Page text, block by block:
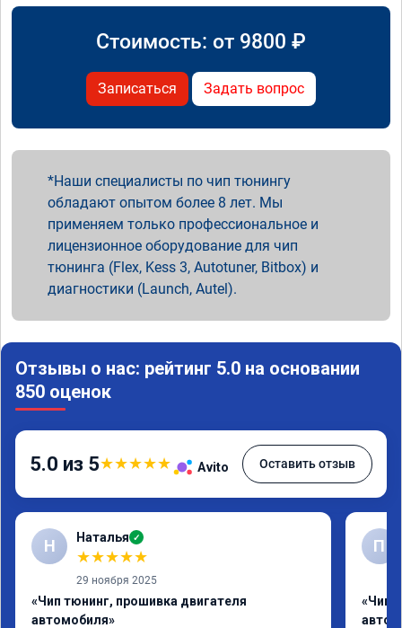
Стоимость: от 9800 ₽
Записаться Задать вопрос
Наши специалисты по чип тюнингу
обладают опытом более 8 лет. Мы
применяем только профессиональное и
лицензионное оборудование для чип
тюнинга (Flex, Kess 3, Autotuner, Bitbox) и
диагностики (Launch, Autel).
Отзывы о нас: рейтинг 5.0 на основании
850 оценок
5.0 из 5★★★★★ Avito Оставить отзыв
Н Наталья ✓
★★★★★
29 ноября 2025
«Чип тюнинг, прошивка двигателя
автомобиля»
П
«Чип